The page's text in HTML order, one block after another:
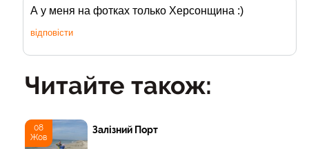
А у меня на фотках только Херсонщина :)
відповісти
Читайте також:
08
Жов
Залізний Порт